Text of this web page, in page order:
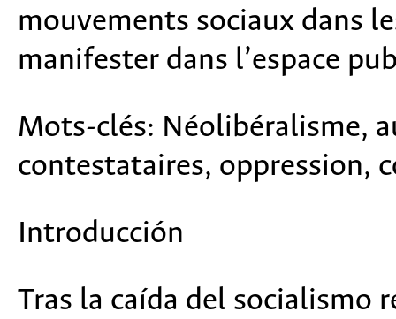
mouvements sociaux dans
manifester dans l’espace
Mots-clés: Néolibéralisme,
contestataires, oppression,
Introducción
Tras la caída del socialismo